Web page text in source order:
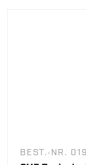
BEST.-NR.